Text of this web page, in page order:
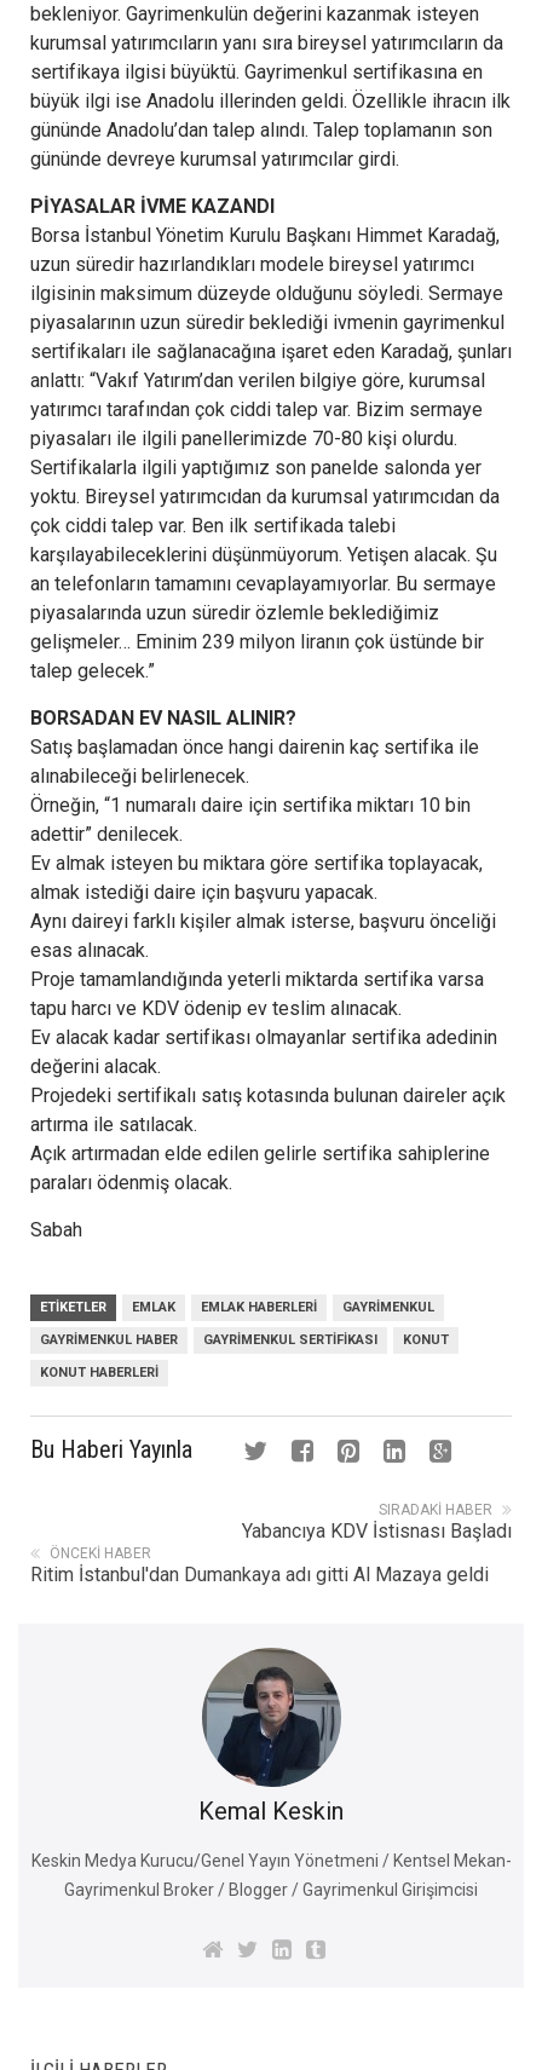
bekleniyor. Gayrimenkulün değerini kazanmak isteyen
kurumsal yatırımcıların yanı sıra bireysel yatırımcıların da
sertifikaya ilgisi büyüktü. Gayrimenkul sertifikasına en
büyük ilgi ise Anadolu illerinden geldi. Özellikle ihracın ilk
gününde Anadolu’dan talep alındı. Talep toplamanın son
gününde devreye kurumsal yatırımcılar girdi.
PİYASALAR İVME KAZANDI
Borsa İstanbul Yönetim Kurulu Başkanı Himmet Karadağ,
uzun süredir hazırlandıkları modele bireysel yatırımcı
ilgisinin maksimum düzeyde olduğunu söyledi. Sermaye
piyasalarının uzun süredir beklediği ivmenin gayrimenkul
sertifikaları ile sağlanacağına işaret eden Karadağ, şunları
anlattı: “Vakıf Yatırım’dan verilen bilgiye göre, kurumsal
yatırımcı tarafından çok ciddi talep var. Bizim sermaye
piyasaları ile ilgili panellerimizde 70-80 kişi olurdu.
Sertifikalarla ilgili yaptığımız son panelde salonda yer
yoktu. Bireysel yatırımcıdan da kurumsal yatırımcıdan da
çok ciddi talep var. Ben ilk sertifikada talebi
karşılayabileceklerini düşünmüyorum. Yetişen alacak. Şu
an telefonların tamamını cevaplayamıyorlar. Bu sermaye
piyasalarında uzun süredir özlemle beklediğimiz
gelişmeler… Eminim 239 milyon liranın çok üstünde bir
talep gelecek.”
BORSADAN EV NASIL ALINIR?
Satış başlamadan önce hangi dairenin kaç sertifika ile
alınabileceği belirlenecek.
Örneğin, “1 numaralı daire için sertifika miktarı 10 bin
adettir” denilecek.
Ev almak isteyen bu miktara göre sertifika toplayacak,
almak istediği daire için başvuru yapacak.
Aynı daireyi farklı kişiler almak isterse, başvuru önceliği
esas alınacak.
Proje tamamlandığında yeterli miktarda sertifika varsa
tapu harcı ve KDV ödenip ev teslim alınacak.
Ev alacak kadar sertifikası olmayanlar sertifika adedinin
değerini alacak.
Projedeki sertifikalı satış kotasında bulunan daireler açık
artırma ile satılacak.
Açık artırmadan elde edilen gelirle sertifika sahiplerine
paraları ödenmiş olacak.
Sabah
ETIKETLER EMLAK EMLAK HABERLERI GAYRIMENKUL
GAYRIMENKUL HABER GAYRIMENKUL SERTIFIKASI KONUT
KONUT HABERLERI
Bu Haberi Yayınla
SIRADAKI HABER
Yabancıya KDV İstisnası Başladı
ÖNCEKI HABER
Ritim İstanbul'dan Dumankaya adı gitti Al Mazaya geldi
Kemal Keskin
Keskin Medya Kurucu/Genel Yayın Yönetmeni / Kentsel Mekan-
Gayrimenkul Broker / Blogger / Gayrimenkul Girişimcisi